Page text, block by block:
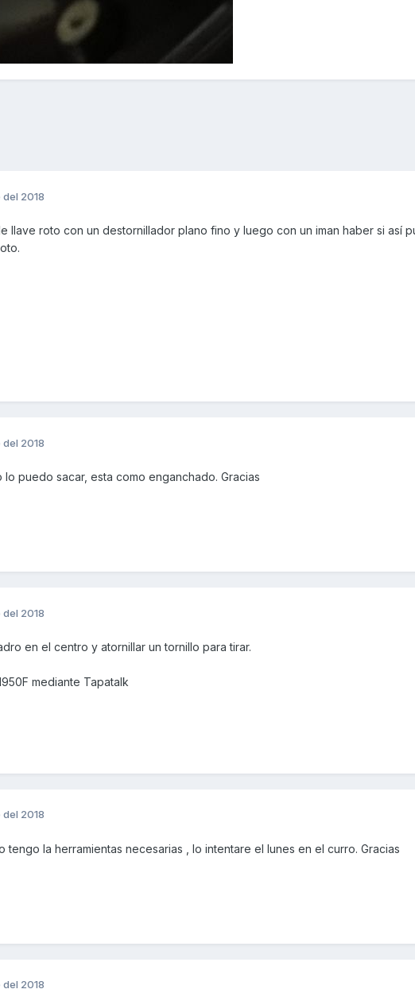
2018
llave roto con un destornillador plano fino y luego con un iman haber si así
2018
puedo sacar, esta como enganchado. Gracias
2018
en el centro y atornillar un tornillo para tirar.
mediante Tapatalk
2018
tengo la herramientas necesarias , lo intentare el lunes en el curro. Gracias
2018